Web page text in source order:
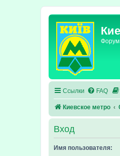
Форум
Ссылки FAQ
Киевское метро
Вход
Имя пользователя: